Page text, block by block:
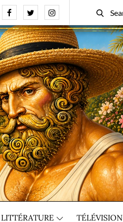
FacebookTwitterInstagram
Search
for:
Search
LITTÉRATURE TÉLÉVISION